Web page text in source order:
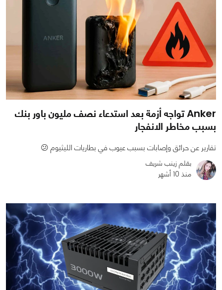
812
0
0
Anker تواجه أزمة بعد استدعاء نصف مليون باور بنك
بسبب مخاطر الانفجار
تقارير عن حرائق وإصابات بسبب عيوب في بطاريات الليثيوم 😕
بقلم زينب شريف
منذ 10 أشهر